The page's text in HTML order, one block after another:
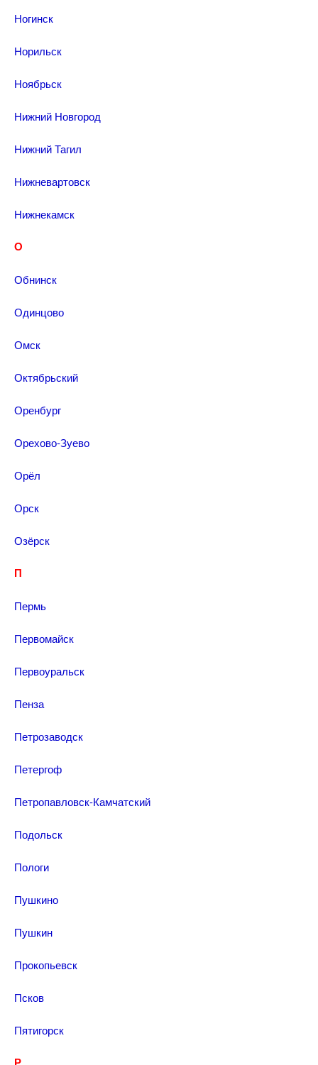
Ногинск
Норильск
Ноябрьск
Нижний Новгород
Нижний Тагил
Нижневартовск
Нижнекамск
О
Обнинск
Одинцово
Омск
Октябрьский
Оренбург
Орехово-Зуево
Орёл
Орск
Озёрск
П
Пермь
Первомайск
Первоуральск
Пенза
Петрозаводск
Петергоф
Петропавловск-Камчатский
Подольск
Пологи
Пушкино
Пушкин
Прокопьевск
Псков
Пятигорск